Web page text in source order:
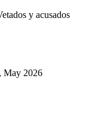
y acusados
May 2026